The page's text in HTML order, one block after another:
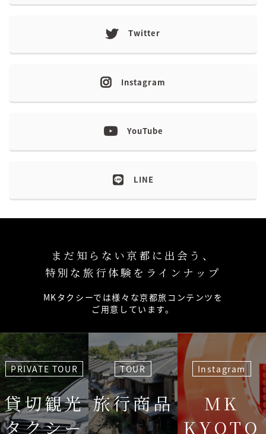
Twitter
Instagram
YouTube
LINE
まだ知らない京都に出会う、
特別な旅行体験をラインナップ
MKタクシーでは様々な京都旅コンテンツを
ご用意しています。
PRIVATE TOUR
貸切観光
タクシー
TOUR
旅行商品
Instagram
MK
KYOTO